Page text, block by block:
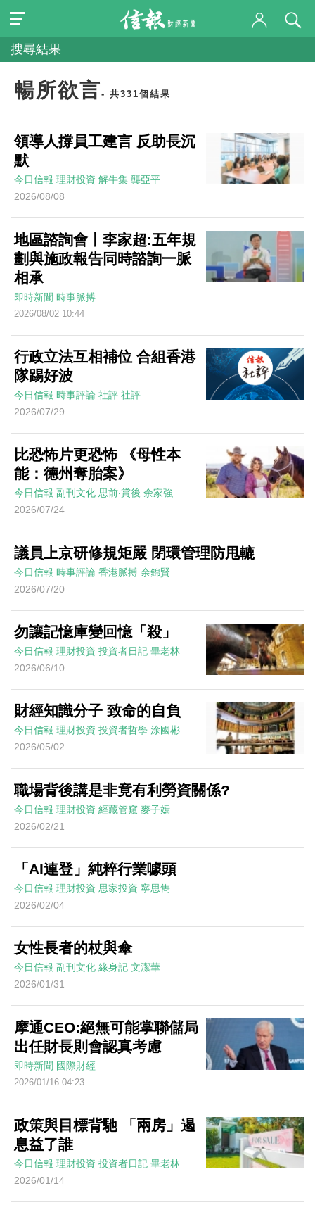
搜尋結果
暢所欲言- 共331個結果
領導人撐員工建言 反助長沉
默
今日信報 理財投資 解牛集 龔亞平
2026/08/08
地區諮詢會丨李家超:五年規
劃與施政報告同時諮詢一脈
相承
即時新聞 時事脈搏
2026/08/02 10:44
行政立法互相補位 合組香港
隊踢好波
今日信報 時事評論 社評 社評
2026/07/29
比恐怖片更恐怖 《母性本
能：德州奪胎案》
今日信報 副刊文化 思前‧賞後 余家強
2026/07/24
議員上京研修規矩嚴 閉環管理防甩轆
今日信報 時事評論 香港脈搏 余錦賢
2026/07/20
勿讓記憶庫變回憶「殺」
今日信報 理財投資 投資者日記 畢老林
2026/06/10
財經知識分子 致命的自負
今日信報 理財投資 投資者哲學 涂國彬
2026/05/02
職場背後講是非竟有利勞資關係?
今日信報 理財投資 經藏管窺 麥子嫣
2026/02/21
「AI連登」純粹行業噱頭
今日信報 理財投資 思家投資 寧思雋
2026/02/04
女性長者的杖與傘
今日信報 副刊文化 緣身記 文潔華
2026/01/31
摩通CEO:絕無可能掌聯儲局
出任財長則會認真考慮
即時新聞 國際財經
2026/01/16 04:23
政策與目標背馳 「兩房」遏
息益了誰
今日信報 理財投資 投資者日記 畢老林
2026/01/14